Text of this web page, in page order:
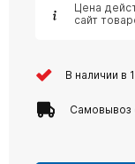
Цена
сайт
В наличии в
Самовывоз